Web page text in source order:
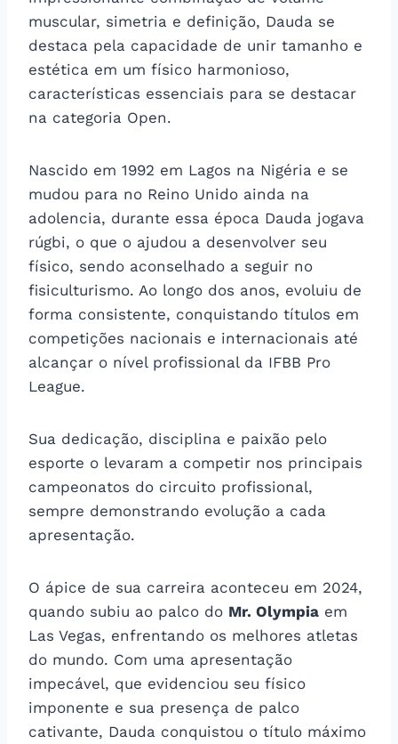
muscular, simetria e definição, Dauda se
destaca pela capacidade de unir tamanho e
estética em um físico harmonioso,
características essenciais para se destacar
na categoria Open.
Nascido em 1992 em Lagos na Nigéria e se
mudou para no Reino Unido ainda na
adolencia, durante essa época Dauda jogava
rúgbi, o que o ajudou a desenvolver seu
físico, sendo aconselhado a seguir no
fisiculturismo. Ao longo dos anos, evoluiu de
forma consistente, conquistando títulos em
competições nacionais e internacionais até
alcançar o nível profissional da IFBB Pro
League.
Sua dedicação, disciplina e paixão pelo
esporte o levaram a competir nos principais
campeonatos do circuito profissional,
sempre demonstrando evolução a cada
apresentação.
O ápice de sua carreira aconteceu em 2024,
quando subiu ao palco do Mr. Olympia em
Las Vegas, enfrentando os melhores atletas
do mundo. Com uma apresentação
impecável, que evidenciou seu físico
imponente e sua presença de palco
cativante, Dauda conquistou o título máximo